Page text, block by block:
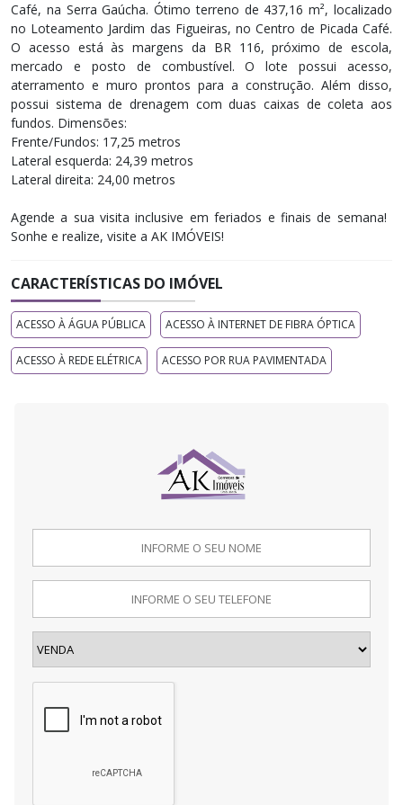
Café, na Serra Gaúcha. Ótimo terreno de 437,16 m², localizado
no Loteamento Jardim das Figueiras, no Centro de Picada Café.
O acesso está às margens da BR 116, próximo de escola,
mercado e posto de combustível. O lote possui acesso,
aterramento e muro prontos para a construção. Além disso,
possui sistema de drenagem com duas caixas de coleta aos
fundos. Dimensões:
Frente/Fundos: 17,25 metros
Lateral esquerda: 24,39 metros
Lateral direita: 24,00 metros
Agende a sua visita inclusive em feriados e finais de semana! ​
Sonhe e realize, visite a AK IMÓVEIS!
CARACTERÍSTICAS DO IMÓVEL
ACESSO À ÁGUA PÚBLICA ACESSO À INTERNET DE FIBRA ÓPTICA
ACESSO À REDE ELÉTRICA ACESSO POR RUA PAVIMENTADA